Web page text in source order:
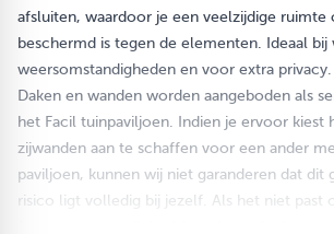
afsluiten, waardoor je een veelzijdige ruimte
beschermd is tegen de elementen. Ideaal bij
weersomstandigheden en voor extra privacy.
Daken en wanden worden aangeboden als
het Facil tuinpaviljoen. Indien je ervoor kiest
zijwanden aan te schaffen voor een ander
paviljoen, kunnen wij niet garanderen dat dit
risico ligt volledig bij jezelf. Als het niet past